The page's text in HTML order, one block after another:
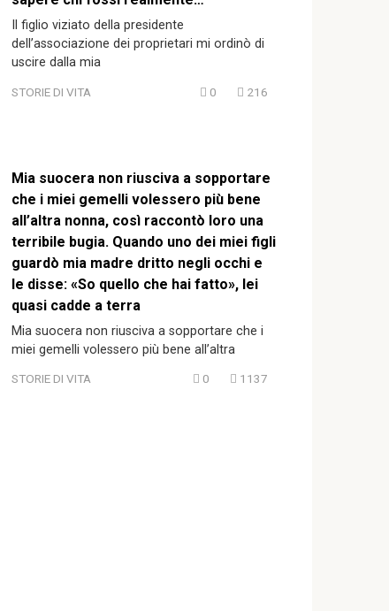
Il figlio viziato della presidente
dell’associazione dei proprietari mi ordinò di
uscire dalla mia
STORIE DI VITA 0 216
Mia suocera non riusciva a sopportare
che i miei gemelli volessero più bene
all’altra nonna, così raccontò loro una
terribile bugia. Quando uno dei miei figli
guardò mia madre dritto negli occhi e
le disse: «So quello che hai fatto», lei
quasi cadde a terra
Mia suocera non riusciva a sopportare che i
miei gemelli volessero più bene all’altra
STORIE DI VITA 0 1137